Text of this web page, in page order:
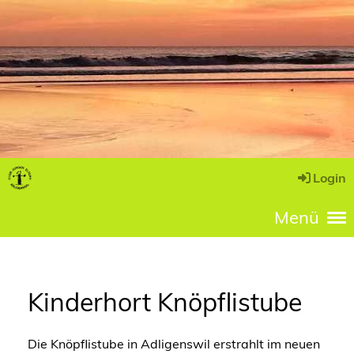
Login
Menü
Kinderhort Knöpflistube
Die Knöpflistube in Adligenswil erstrahlt im neuen